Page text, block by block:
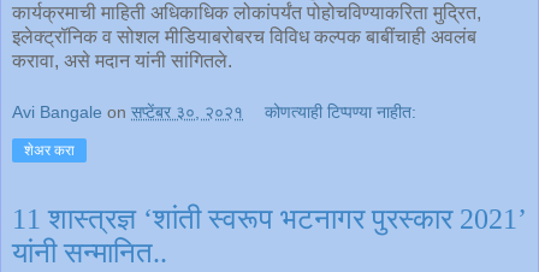
कार्यक्रमाची माहिती अधिकाधिक लोकांपर्यंत पोहोचविण्याकरिता मुद्रित,
इलेक्ट्रॉनिक व सोशल मीडियाबरोबरच विविध कल्पक बाबींचाही अवलंब
करावा, असे मदान यांनी सांगितले.
Avi Bangale on सप्टेंबर ३०, २०२१ कोणत्याही टिप्पण्‍या नाहीत:
शेअर करा
11 शास्त्रज्ञ ‘शांती स्वरूप भटनागर पुरस्कार 2021’
यांनी सन्मानित..